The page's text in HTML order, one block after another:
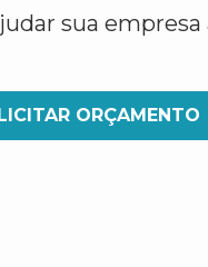
sua
ORÇAMENTO